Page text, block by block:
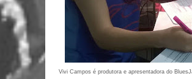
Vivi Campos é produtora e apresentadora do